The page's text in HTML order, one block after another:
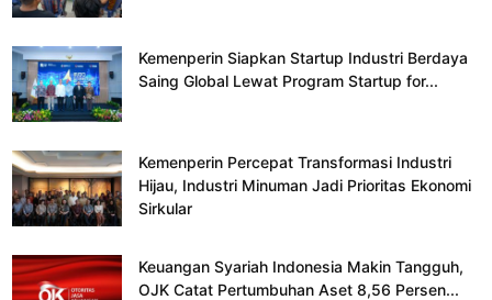
Kemenperin Siapkan Startup Industri Berdaya
Saing Global Lewat Program Startup for...
Kemenperin Percepat Transformasi Industri
Hijau, Industri Minuman Jadi Prioritas Ekonomi
Sirkular
Keuangan Syariah Indonesia Makin Tangguh,
OJK Catat Pertumbuhan Aset 8,56 Persen...